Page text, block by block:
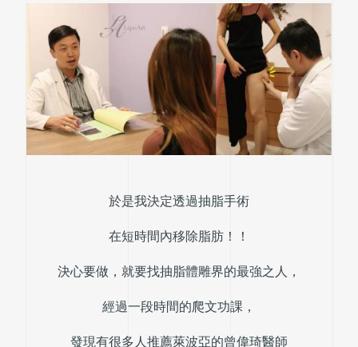
於是我決定透過抽脂手術
在短時間內移除脂肪！！
決心要做，就要找抽脂體雕界的最強之人，
經過一段時間的爬文功課，
發現有很多人推薦萊波亞的曾偉琦醫師